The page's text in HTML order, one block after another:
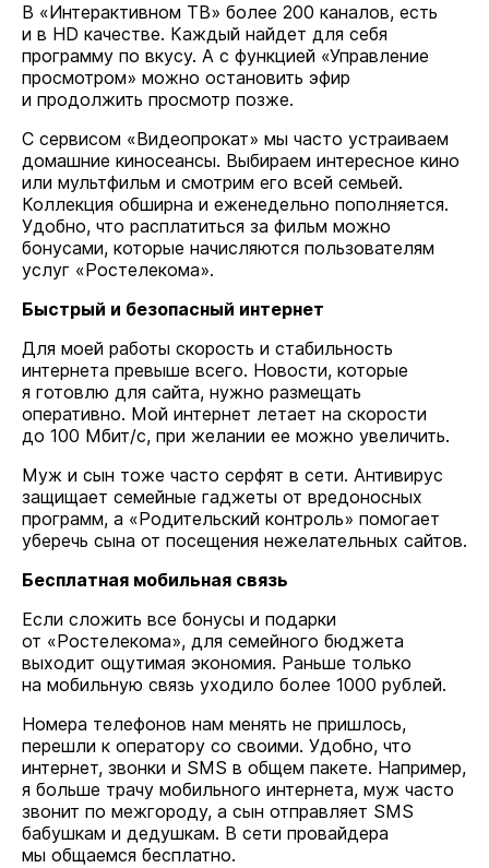
В «Интерактивном ТВ» более 200 каналов, есть
и в HD качестве. Каждый найдет для себя
программу по вкусу. А с функцией «Управление
просмотром» можно остановить эфир
и продолжить просмотр позже.
С сервисом «Видеопрокат» мы часто устраиваем
домашние киносеансы. Выбираем интересное кино
или мультфильм и смотрим его всей семьей.
Коллекция обширна и еженедельно пополняется.
Удобно, что расплатиться за фильм можно
бонусами, которые начисляются пользователям
услуг «Ростелекома».
Быстрый и безопасный интернет
Для моей работы скорость и стабильность
интернета превыше всего. Новости, которые
я готовлю для сайта, нужно размещать
оперативно. Мой интернет летает на скорости
до 100 Мбит/с, при желании ее можно увеличить.
Муж и сын тоже часто серфят в сети. Антивирус
защищает семейные гаджеты от вредоносных
программ, а «Родительский контроль» помогает
уберечь сына от посещения нежелательных сайтов.
Бесплатная мобильная связь
Если сложить все бонусы и подарки
от «Ростелекома», для семейного бюджета
выходит ощутимая экономия. Раньше только
на мобильную связь уходило более 1000 рублей.
Номера телефонов нам менять не пришлось,
перешли к оператору со своими. Удобно, что
интернет, звонки и SMS в общем пакете. Например,
я больше трачу мобильного интернета, муж часто
звонит по межгороду, а сын отправляет SMS
бабушкам и дедушкам. В сети провайдера
мы общаемся бесплатно.